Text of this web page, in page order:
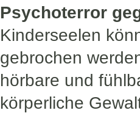
Psychoterror
Kinderseelen
gebrochen
hörbare und
körperliche